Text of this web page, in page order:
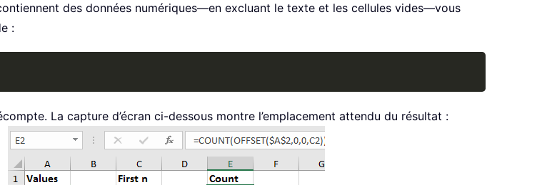
des données numériques—en excluant le texte et les cellules vides—vous
:
La capture d’écran ci-dessous montre l’emplacement attendu du résultat :